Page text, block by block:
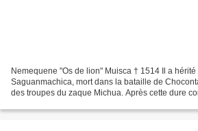
Nemequene "Os de lion" Muisca † 1514 Il a
Saguanmachica, mort dans la bataille de
des troupes du zaque Michua. Après cette dure